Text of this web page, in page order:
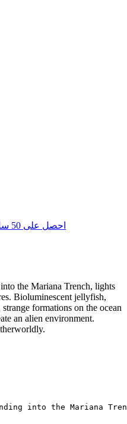
احصل على 50 ساعة معتمدة
the Mariana Trench, lights
Bioluminescent jellyfish,
formations on the ocean
an alien environment.
into the